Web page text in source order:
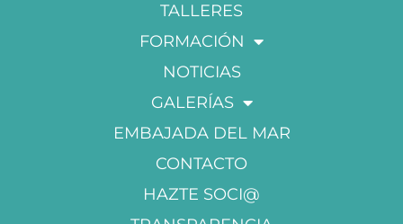
TALLERES
FORMACIÓN
NOTICIAS
GALERÍAS
EMBAJADA DEL MAR
CONTACTO
HAZTE SOCI@